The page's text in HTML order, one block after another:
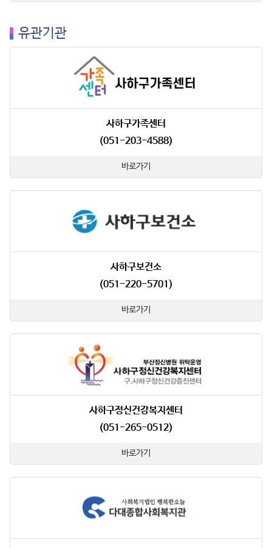
유관기관
사하구가족센터
(051-203-4588)
바로가기
사하구보건소
(051-220-5701)
바로가기
사하구정신건강복지센터
(051-265-0512)
바로가기